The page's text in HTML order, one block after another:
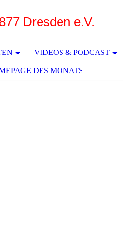
Dresden e.V.
VIDEOS & PODCAST
DES MONATS